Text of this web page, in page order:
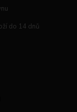
do 14 dnů